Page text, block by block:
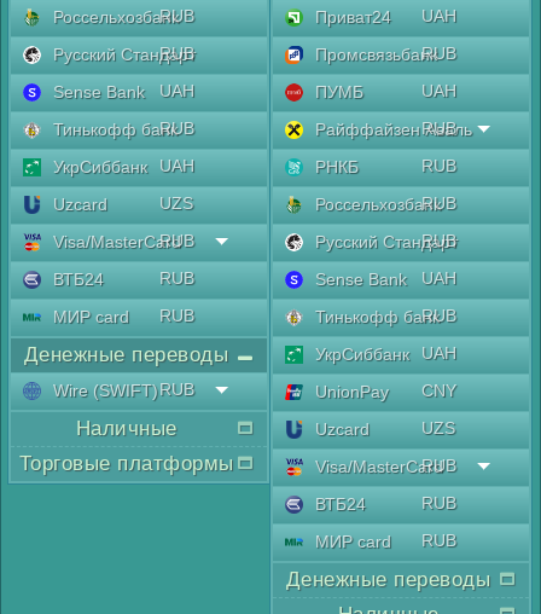
РоссельхозбанкRUB
Русский Стандарт
RUB
Sense Bank
UAH
Тинькофф банкRUB
УкрСиббанк
UAH
Uzcard
UZS
Visa/MasterCard
RUB
ВТБ24
RUB
МИР card
RUB
Денежные переводы
Wire (SWIFT)RUB
Наличные
Торговые платформы
Приват24
UAH
ПромсвязьбанкRUB
ПУМБ
UAH
Райффайзен Аваль
RUB
РНКБ
RUB
РоссельхозбанкRUB
Русский Стандарт
RUB
Sense Bank
UAH
Тинькофф банкRUB
УкрСиббанк
UAH
UnionPay
CNY
Uzcard
UZS
Visa/MasterCard
RUB
ВТБ24
RUB
МИР card
RUB
Денежные переводы